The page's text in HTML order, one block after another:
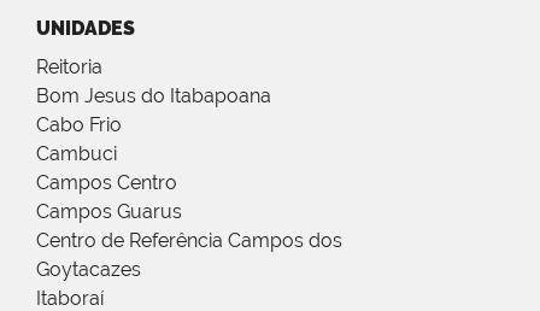
UNIDADES
Reitoria
Bom Jesus do Itabapoana
Cabo Frio
Cambuci
Campos Centro
Campos Guarus
Centro de Referência Campos dos
Goytacazes
Itaboraí